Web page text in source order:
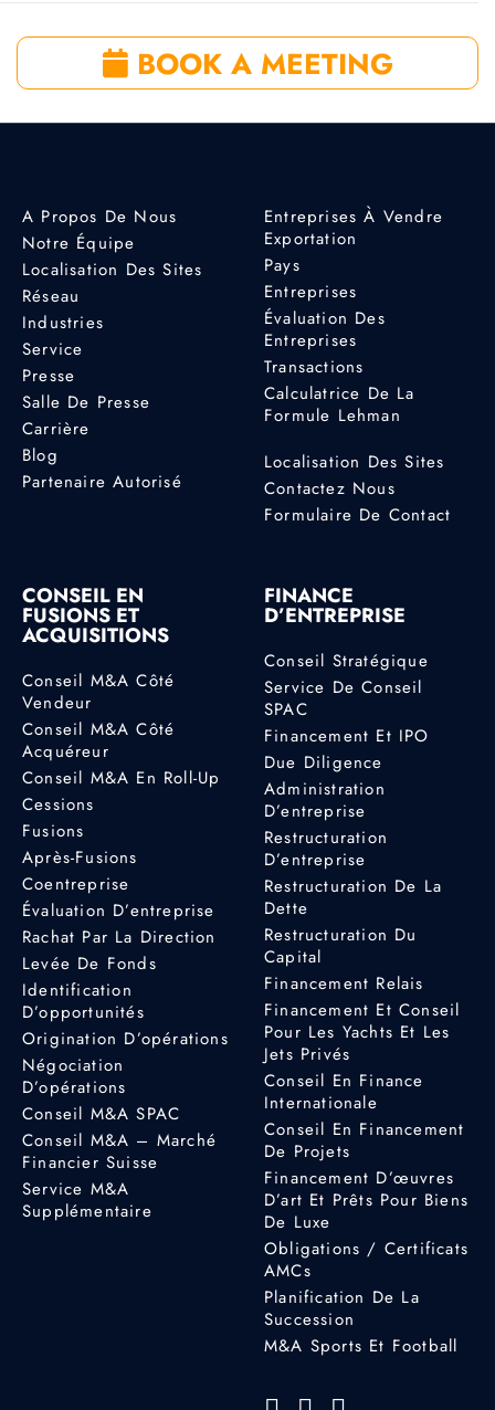
BOOK A MEETING
A Propos De Nous
Notre Équipe
Localisation Des Sites
Réseau
Industries
Service
Presse
Salle De Presse
Carrière
Blog
Partenaire Autorisé
Entreprises À Vendre
Exportation
Pays
Entreprises
Évaluation Des
Entreprises
Transactions
Calculatrice De La
Formule Lehman
Localisation Des Sites
Contactez Nous
Formulaire De Contact
CONSEIL EN
FUSIONS ET
ACQUISITIONS
Conseil M&A Côté
Vendeur
Conseil M&A Côté
Acquéreur
Conseil M&A En Roll-Up
Cessions
Fusions
Après-Fusions
Coentreprise
Évaluation D’entreprise
Rachat Par La Direction
Levée De Fonds
Identification
D’opportunités
Origination D’opérations
Négociation
D’opérations
Conseil M&A SPAC
Conseil M&A – Marché
Financier Suisse
Service M&A
Supplémentaire
FINANCE
D’ENTREPRISE
Conseil Stratégique
Service De Conseil
SPAC
Financement Et IPO
Due Diligence
Administration
D’entreprise
Restructuration
D’entreprise
Restructuration De La
Dette
Restructuration Du
Capital
Financement Relais
Financement Et Conseil
Pour Les Yachts Et Les
Jets Privés
Conseil En Finance
Internationale
Conseil En Financement
De Projets
Financement D’œuvres
D’art Et Prêts Pour Biens
De Luxe
Obligations / Certificats
AMCs
Planification De La
Succession
M&A Sports Et Football